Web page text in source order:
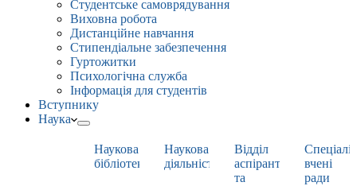
Студентське самоврядування
Виховна робота
Дистанційне навчання
Стипендіальне забезпечення
Гуртожитки
Психологічна служба
Інформація для студентів
Вступнику
Наука
Наукова
бібліотека
Наукова
діяльність
Відділ
аспірантури
та
вчені
ради